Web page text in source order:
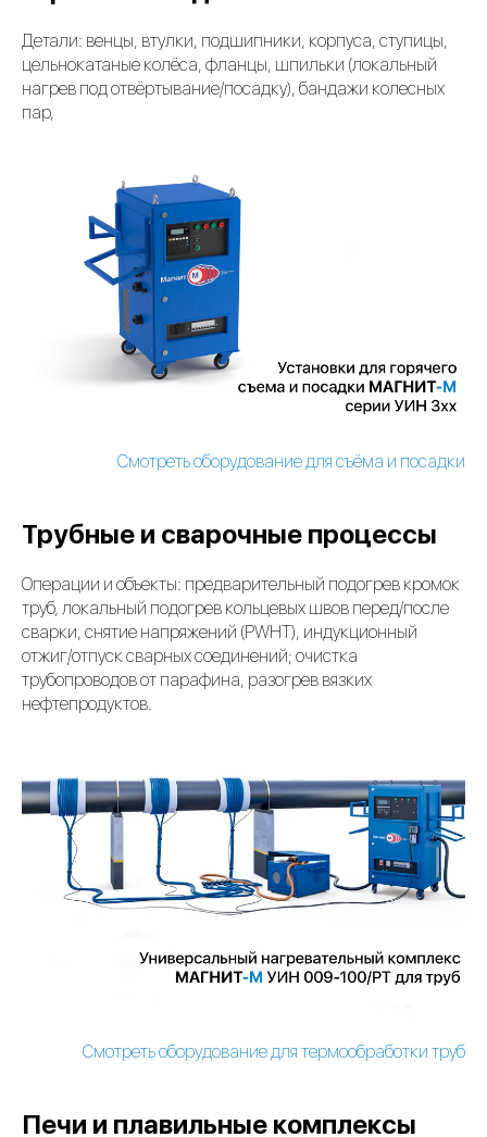
Детали: венцы, втулки, подшипники, корпуса, ступицы,
цельнокатаные колёса, фланцы, шпильки (локальный
нагрев под отвёртывание/посадку), бандажи колесных
пар,
Смотреть оборудование для съёма и посадки
Трубные и сварочные процессы
Операции и объекты: предварительный подогрев кромок
труб, локальный подогрев кольцевых швов перед/после
сварки, снятие напряжений (PWHT), индукционный
отжиг/отпуск сварных соединений; очистка
трубопроводов от парафина, разогрев вязких
нефтепродуктов.
Смотреть оборудование для термообработки труб
Печи и плавильные комплексы